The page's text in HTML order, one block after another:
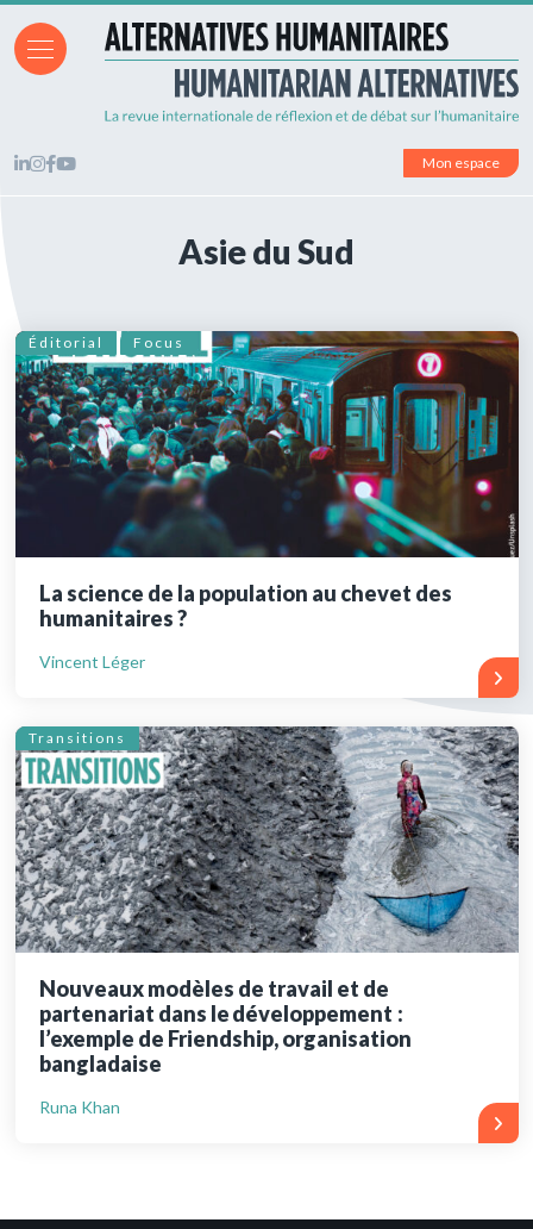
Mon espace
Asie du Sud
Éditorial Focus
La science de la population au chevet des
humanitaires ?
Vincent Léger
Transitions
Nouveaux modèles de travail et de
partenariat dans le développement :
l’exemple de Friendship, organisation
bangladaise
Runa Khan